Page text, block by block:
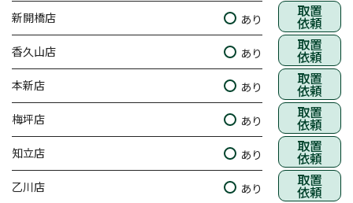
新開橋店 あり 取置
依頼
香久山店 あり 取置
依頼
本新店 あり 取置
依頼
梅坪店 あり 取置
依頼
知立店 あり 取置
依頼
乙川店 あり 取置
依頼